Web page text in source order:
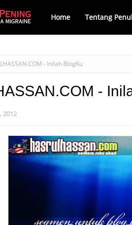
Home Tentang
- Inilah BlogKu
-
2012